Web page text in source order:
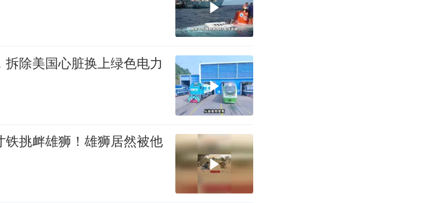
除美国心脏换上绿色电力
挑衅雄狮！雄狮居然被他